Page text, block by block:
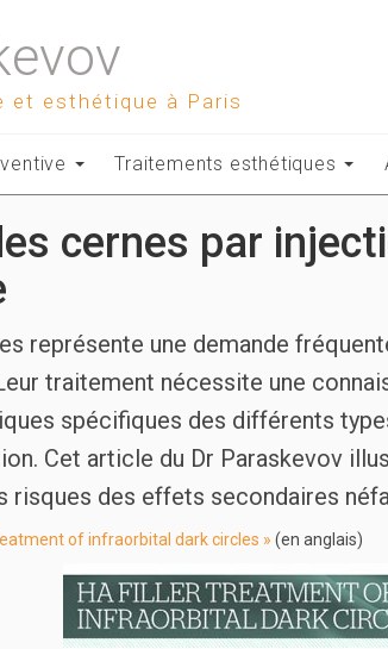
et esthétique à Paris
Traitements esthétiques
cernes par
représente une demande
traitement nécessite une
spécifiques des différents
Cet article du Dr Paraskevov
risques des effets secondaires
of infraorbital dark circles » (en anglais)